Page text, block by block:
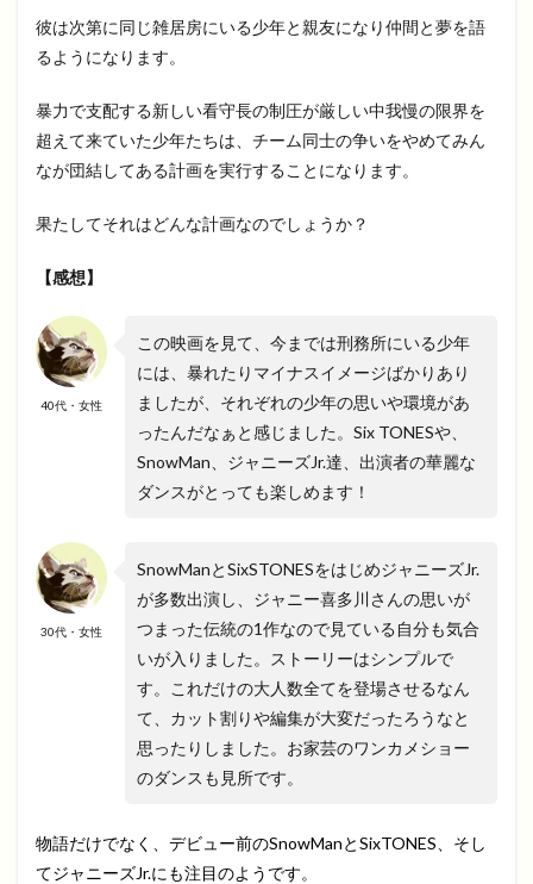
彼は次第に同じ雑居房にいる少年と親友になり仲間と夢を語
るようになります。
暴力で支配する新しい看守長の制圧が厳しい中我慢の限界を
超えて来ていた少年たちは、チーム同士の争いをやめてみん
なが団結してある計画を実行することになります。
果たしてそれはどんな計画なのでしょうか？
【感想】
40代・女性
この映画を見て、今までは刑務所にいる少年
には、暴れたりマイナスイメージばかりあり
ましたが、それぞれの少年の思いや環境があ
ったんだなぁと感じました。Six TONESや、
SnowMan、ジャニーズJr.達、出演者の華麗な
ダンスがとっても楽しめます！
30代・女性
SnowManとSixSTONESをはじめジャニーズJr.
が多数出演し、ジャニー喜多川さんの思いが
つまった伝統の1作なので見ている自分も気合
いが入りました。ストーリーはシンプルで
す。これだけの大人数全てを登場させるなん
て、カット割りや編集が大変だったろうなと
思ったりしました。お家芸のワンカメショー
のダンスも見所です。
物語だけでなく、デビュー前のSnowManとSixTONES、そし
てジャニーズJr.にも注目のようです。